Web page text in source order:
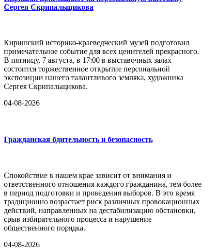
Сергея Скрипальщикова
Киришский историко-краеведческий музей подготовил
примечательное событие для всех ценителей прекрасного.
В пятницу, 7 августа, в 17:00 в выставочных залах
состоится торжественное открытие персональной
экспозиции нашего талантливого земляка, художника
Сергея Скрипальщикова.
04-08-2026
Гражданская бдительность и безопасность
Спокойствие в нашем крае зависит от внимания и
ответственного отношения каждого гражданина, тем более
в период подготовки и проведения выборов. В это время
традиционно возрастает риск различных провокационных
действий, направленных на дестабилизацию обстановки,
срыв избирательного процесса и нарушение
общественного порядка.
04-08-2026